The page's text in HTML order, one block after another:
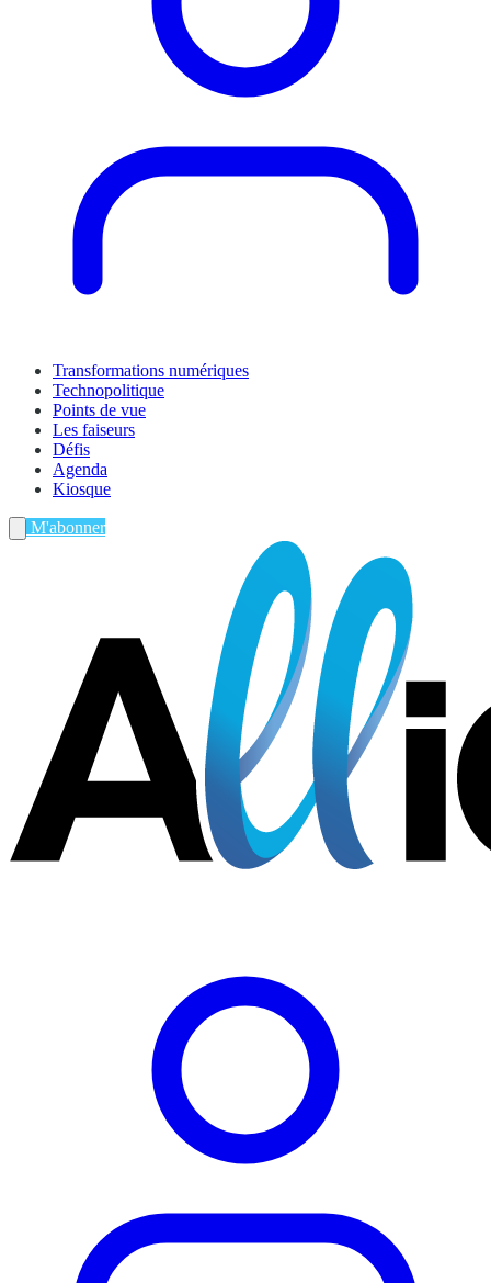
Transformations numériques
Technopolitique
Points de vue
Les faiseurs
Défis
Agenda
Kiosque
M'abonner